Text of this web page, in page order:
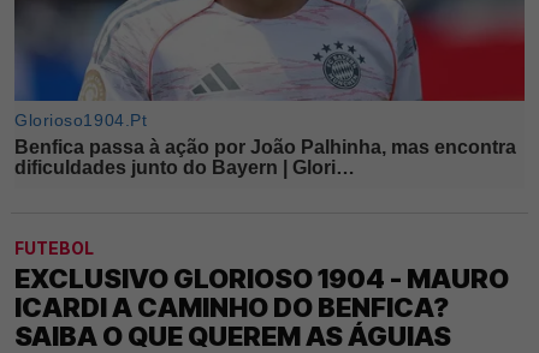
FUTEBOL
EXCLUSIVO GLORIOSO 1904 - MAURO
ICARDI A CAMINHO DO BENFICA?
SAIBA O QUE QUEREM AS ÁGUIAS